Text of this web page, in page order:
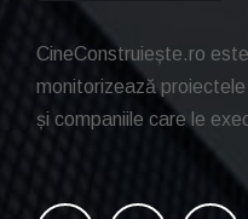
CineConstruiește.ro
monitorizează
și companiile care le